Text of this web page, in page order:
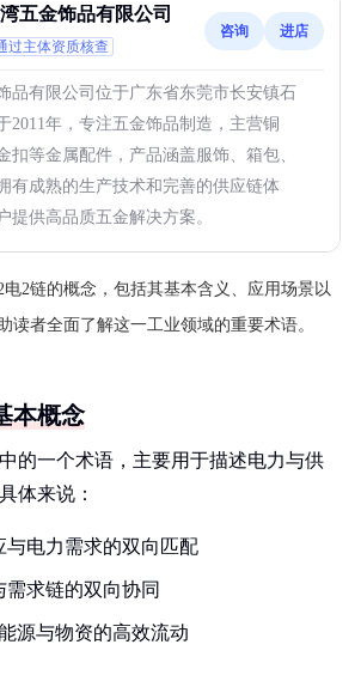
五金饰品有限公司
过主体资质核查
咨询 进店
品有限公司位于广东省东莞市长安镇石
2011年，专注五金饰品制造，主营铜
扣等金属配件，产品涵盖服饰、箱包、
有成熟的生产技术和完善的供应链体
提供高品质五金解决方案。
2链的概念，包括其基本含义、应用场景以
读者全面了解这一工业领域的重要术语。
本概念
的一个术语，主要用于描述电力与供
体来说：
与电力需求的双向匹配
需求链的双向协同
源与物资的高效流动